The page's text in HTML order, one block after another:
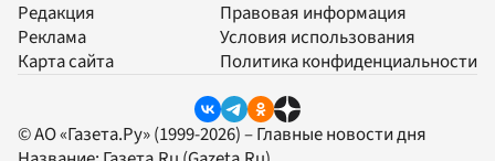
Редакция
Реклама
Карта сайта
Правовая информация
Условия использования
Политика конфиденциальности
© АО «Газета.Ру» (1999-2026) – Главные новости дня